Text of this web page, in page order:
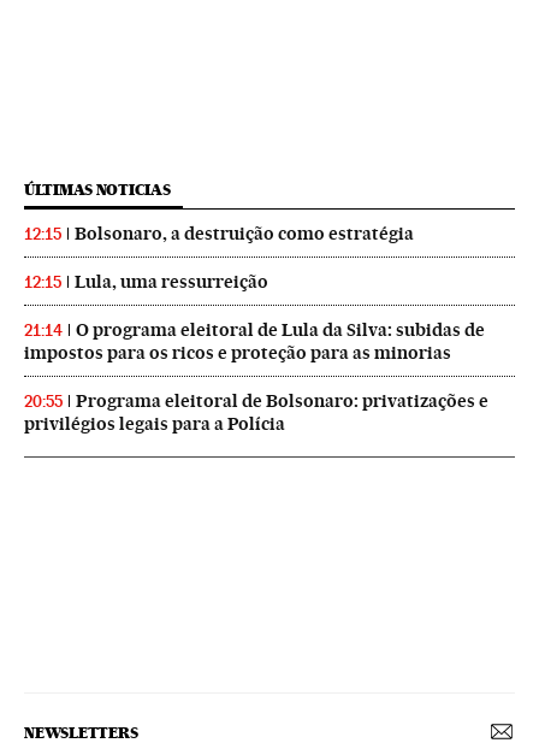
ÚLTIMAS NOTICIAS
12:15 Bolsonaro, a destruição como estratégia
12:15 Lula, uma ressurreição
21:14
O programa eleitoral de Lula da Silva: subidas de
impostos para os ricos e proteção para as minorias
20:55
Programa eleitoral de Bolsonaro: privatizações e
privilégios legais para a Polícia
NEWSLETTERS